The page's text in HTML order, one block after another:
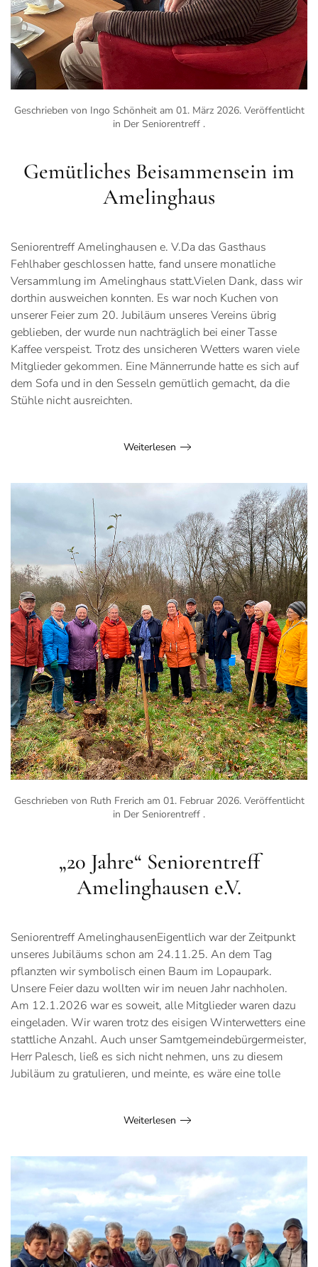
Geschrieben von Ingo Schönheit am 01. März 2026. Veröffentlicht
in Der Seniorentreff .
Gemütliches Beisammensein im
Amelinghaus
Seniorentreff Amelinghausen e. V.Da das Gasthaus
Fehlhaber geschlossen hatte, fand unsere monatliche
Versammlung im Amelinghaus statt.Vielen Dank, dass wir
dorthin ausweichen konnten. Es war noch Kuchen von
unserer Feier zum 20. Jubiläum unseres Vereins übrig
geblieben, der wurde nun nachträglich bei einer Tasse
Kaffee verspeist. Trotz des unsicheren Wetters waren viele
Mitglieder gekommen. Eine Männerrunde hatte es sich auf
dem Sofa und in den Sesseln gemütlich gemacht, da die
Stühle nicht ausreichten.
Weiterlesen
Geschrieben von Ruth Frerich am 01. Februar 2026. Veröffentlicht
in Der Seniorentreff .
„20 Jahre“ Seniorentreff
Amelinghausen e.V.
Seniorentreff AmelinghausenEigentlich war der Zeitpunkt
unseres Jubiläums schon am 24.11.25. An dem Tag
pflanzten wir symbolisch einen Baum im Lopaupark.
Unsere Feier dazu wollten wir im neuen Jahr nachholen.
Am 12.1.2026 war es soweit, alle Mitglieder waren dazu
eingeladen. Wir waren trotz des eisigen Winterwetters eine
stattliche Anzahl. Auch unser Samtgemeindebürgermeister,
Herr Palesch, ließ es sich nicht nehmen, uns zu diesem
Jubiläum zu gratulieren, und meinte, es wäre eine tolle
Weiterlesen